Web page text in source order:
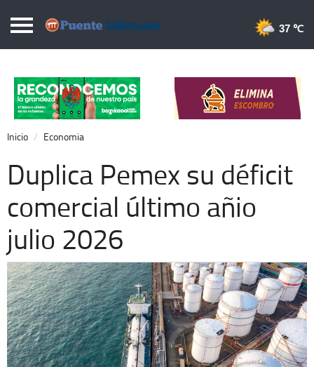
Puentelibre.mx
Local
Nacional
Opinión
Cronos
Economía
Espectáculos
Deportes
Extra +
37 ℃
Inicio Economia
Duplica Pemex su déficit
comercial último añio
julio 2026